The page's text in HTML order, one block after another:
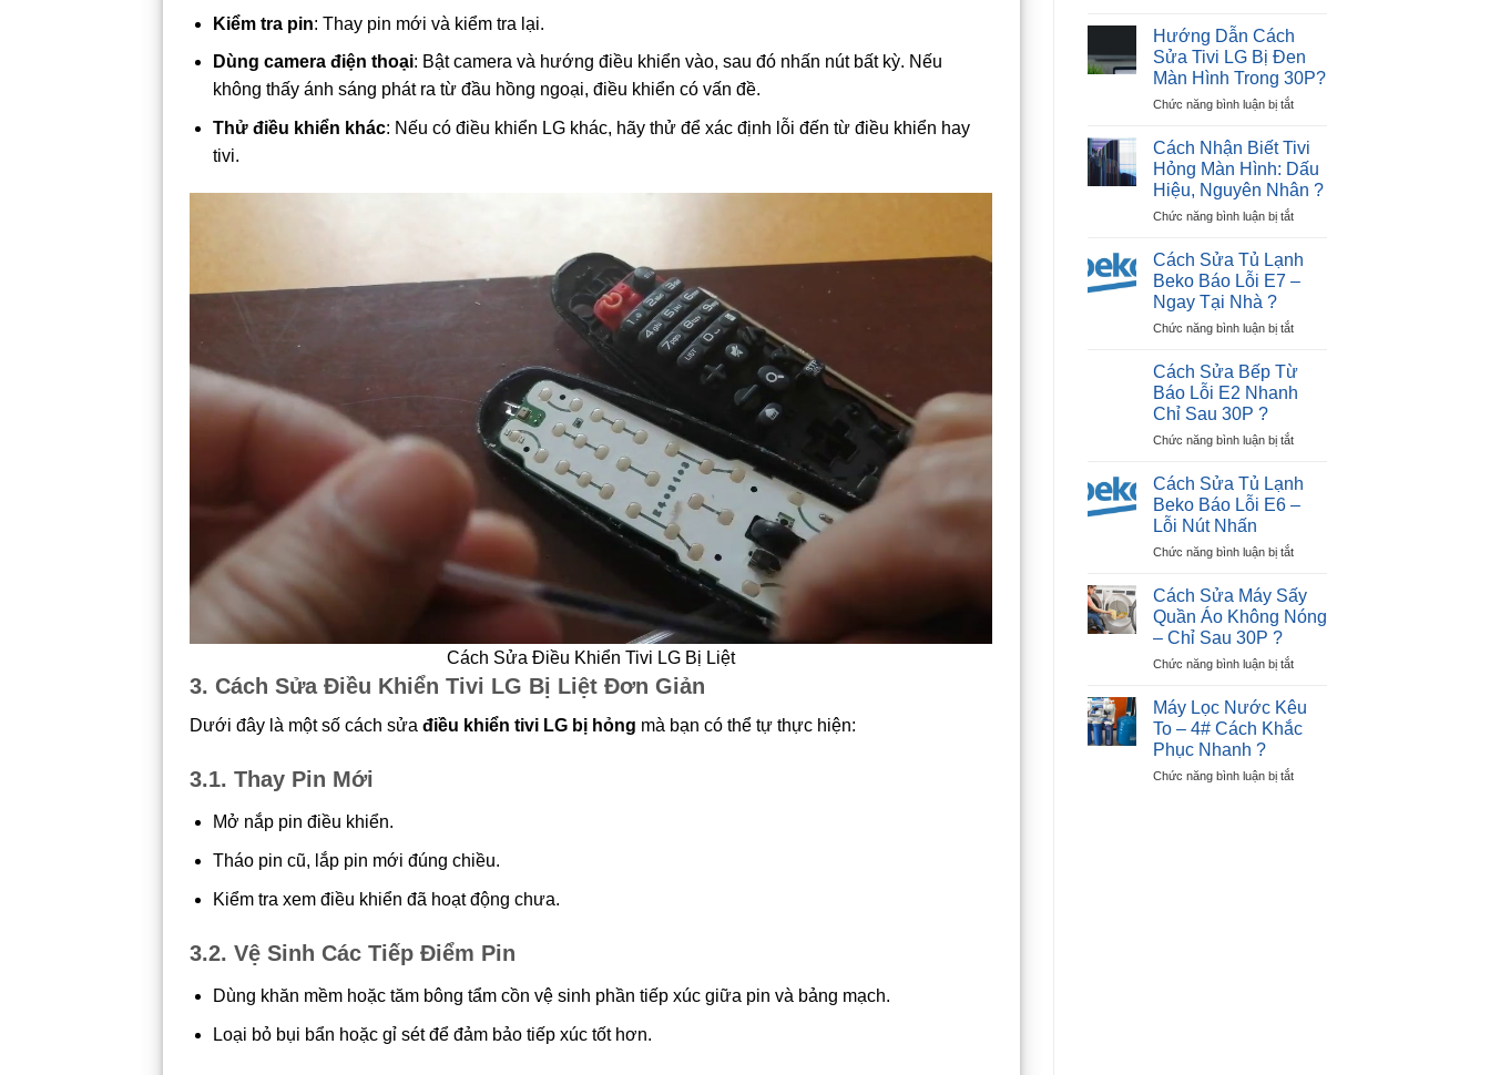
Kiểm tra pin: Thay pin mới và kiểm tra lại.
Dùng camera điện thoại: Bật camera và hướng điều khiển vào, sau đó nhấn nút bất kỳ. Nếu
không thấy ánh sáng phát ra từ đầu hồng ngoại, điều khiển có vấn đề.
Thử điều khiển khác: Nếu có điều khiển LG khác, hãy thử để xác định lỗi đến từ điều khiển hay
tivi.
Cách Sửa Điều Khiển Tivi LG Bị Liệt
3. Cách Sửa Điều Khiển Tivi LG Bị Liệt Đơn Giản
Dưới đây là một số cách sửa điều khiển tivi LG bị hỏng mà bạn có thể tự thực hiện:
3.1. Thay Pin Mới
Mở nắp pin điều khiển.
Tháo pin cũ, lắp pin mới đúng chiều.
Kiểm tra xem điều khiển đã hoạt động chưa.
3.2. Vệ Sinh Các Tiếp Điểm Pin
Dùng khăn mềm hoặc tăm bông tẩm cồn vệ sinh phần tiếp xúc giữa pin và bảng mạch.
Loại bỏ bụi bẩn hoặc gỉ sét để đảm bảo tiếp xúc tốt hơn.
máy
sấy
quần
áo
Lạnh
Hitachi
Lỗi
Nháy
(Lỗi
Tiếp
Điểm)
Hiệu
?
Hướng Dẫn Cách
Sửa Tivi LG Bị Đen
Màn Hình Trong 30P?
Chức năng bình luận bị tắtở
Dẫn
Cách
Sửa
Tivi
LG
Đen
30P?
Cách Nhận Biết Tivi
Hỏng Màn Hình: Dấu
Hiệu, Nguyên Nhân ?
Chức năng bình luận bị tắtở
Nhận
Màn
Dấu
Nguyên
?
Cách Sửa Tủ Lạnh
Beko Báo Lỗi E7 –
Ngay Tại Nhà ?
Chức năng bình luận bị tắtở
Lạnh
Báo
E7
Nhà
Cách Sửa Bếp Từ
Báo Lỗi E2 Nhanh
Chỉ Sau 30P ?
Chức năng bình luận bị tắtở
Sửa
Lỗi
Nhanh
Chỉ
Sau
?
Cách Sửa Tủ Lạnh
Beko Báo Lỗi E6 –
Lỗi Nút Nhấn
Chức năng bình luận bị tắtở
Sửa
Tủ
Lạnh
Báo
E6
Lỗi
Nhấn
Cách Sửa Máy Sấy
Quần Áo Không Nóng
– Chỉ Sau 30P ?
Chức năng bình luận bị tắtở
Sửa
Sấy
Áo
Máy Lọc Nước Kêu
To – 4# Cách Khắc
Phục Nhanh ?
Chức năng bình luận bị tắtở